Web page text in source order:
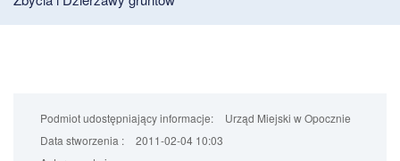
Podmiot udostępniający informacje:
Urząd Miejski w Opocznie
Data stworzenia :
2011-02-04 10:03